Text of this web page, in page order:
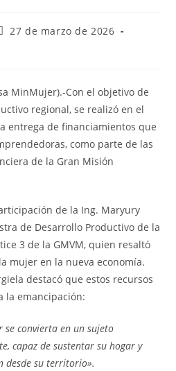
27 de marzo de 2026
MinMujer).-Con el objetivo de
regional, se realizó en el
entrega de financiamientos que
como parte de las
de la Gran Misión
de la Ing. Maryury
de Desarrollo Productivo de la
3 de la GMVM, quien resaltó
mujer en la nueva economía.
destacó que estos recursos
la emancipación:
se convierta en un sujeto
capaz de sustentar su hogar y
desde su territorio».